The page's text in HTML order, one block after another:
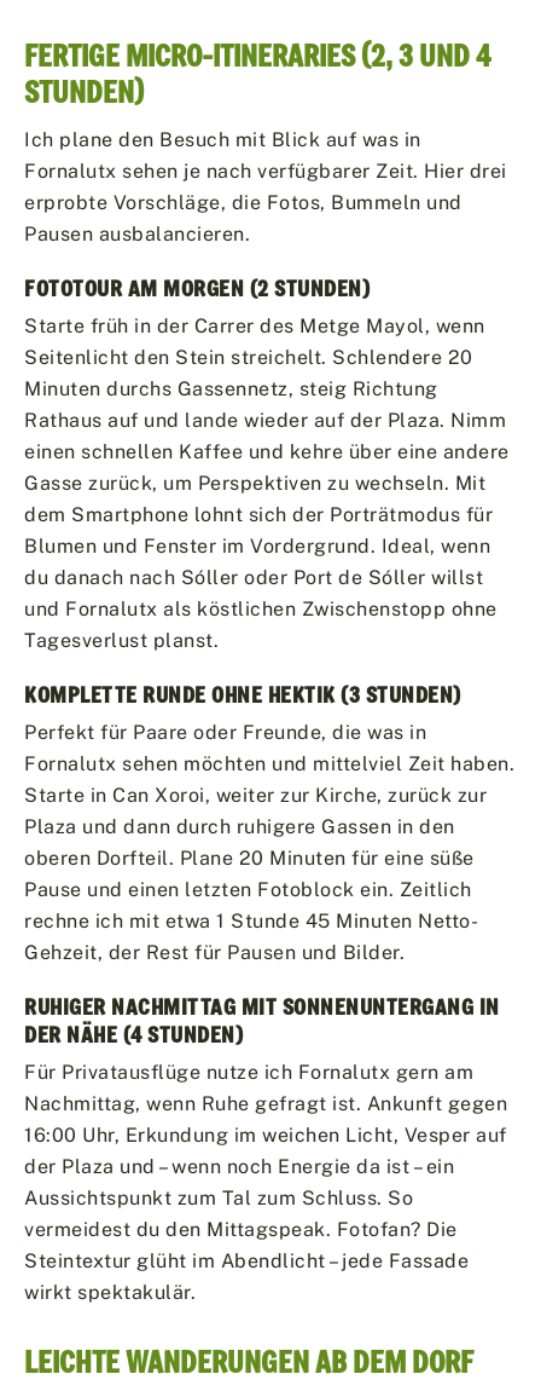
FERTIGE MICRO-ITINERARIES (2, 3 UND 4
STUNDEN)
Ich plane den Besuch mit Blick auf was in
Fornalutx sehen je nach verfügbarer Zeit. Hier drei
erprobte Vorschläge, die Fotos, Bummeln und
Pausen ausbalancieren.
FOTOTOUR AM MORGEN (2 STUNDEN)
Starte früh in der Carrer des Metge Mayol, wenn
Seitenlicht den Stein streichelt. Schlendere 20
Minuten durchs Gassennetz, steig Richtung
Rathaus auf und lande wieder auf der Plaza. Nimm
einen schnellen Kaffee und kehre über eine andere
Gasse zurück, um Perspektiven zu wechseln. Mit
dem Smartphone lohnt sich der Porträtmodus für
Blumen und Fenster im Vordergrund. Ideal, wenn
du danach nach Sóller oder Port de Sóller willst
und Fornalutx als köstlichen Zwischenstopp ohne
Tagesverlust planst.
KOMPLETTE RUNDE OHNE HEKTIK (3 STUNDEN)
Perfekt für Paare oder Freunde, die was in
Fornalutx sehen möchten und mittelviel Zeit haben.
Starte in Can Xoroi, weiter zur Kirche, zurück zur
Plaza und dann durch ruhigere Gassen in den
oberen Dorfteil. Plane 20 Minuten für eine süße
Pause und einen letzten Fotoblock ein. Zeitlich
rechne ich mit etwa 1 Stunde 45 Minuten Netto-
Gehzeit, der Rest für Pausen und Bilder.
RUHIGER NACHMITTAG MIT SONNENUNTERGANG IN
DER NÄHE (4 STUNDEN)
Für Privatausflüge nutze ich Fornalutx gern am
Nachmittag, wenn Ruhe gefragt ist. Ankunft gegen
16:00 Uhr, Erkundung im weichen Licht, Vesper auf
der Plaza und – wenn noch Energie da ist – ein
Aussichtspunkt zum Tal zum Schluss. So
vermeidest du den Mittagspeak. Fotofan? Die
Steintextur glüht im Abendlicht – jede Fassade
wirkt spektakulär.
LEICHTE WANDERUNGEN AB DEM DORF